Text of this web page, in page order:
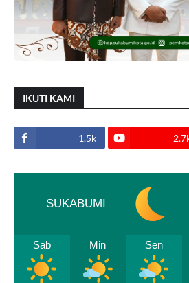
IKUTI KAMI
1.5k
SUKABUMI
Sab Min Sen